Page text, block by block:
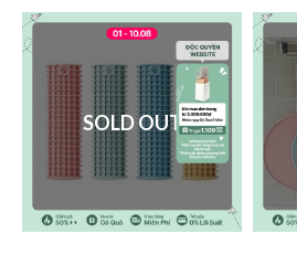
SOLD OUT